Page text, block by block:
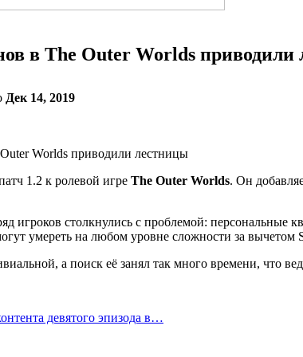
в The Outer Worlds приводили
Дек 14, 2019
1.2 к ролевой игре The Outer Worlds. Он
игроков столкнулись с проблемой:
умереть на любом уровне сложности за вычетом
а поиск её занял так много времени, что
девятого эпизода в…